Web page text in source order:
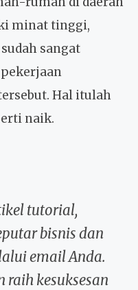
minat tinggi,
sangat
Hal itulah
naik.
tutorial,
bisnis dan
email Anda.
raih kesuksesan